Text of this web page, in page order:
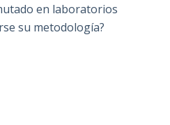
en laboratorios
su metodología?